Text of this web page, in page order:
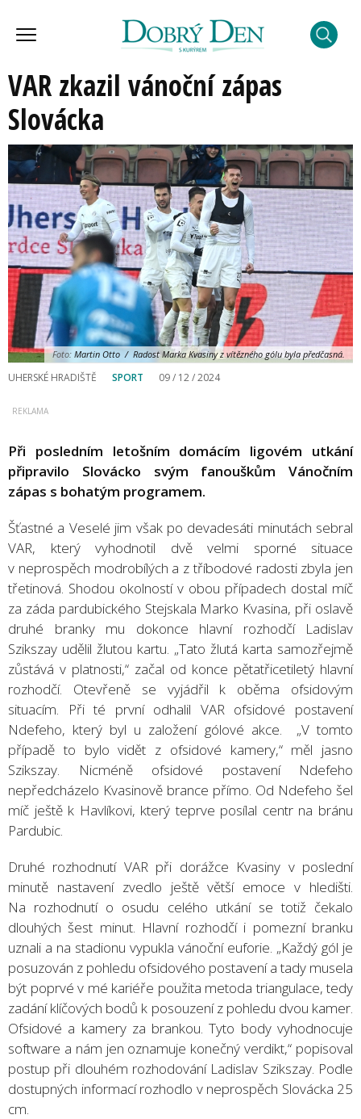
VAR zkazil vánoční zápas
Slovácka
Foto: Martin Otto / Radost Marka Kvasiny z vítězného gólu byla předčasná.
UHERSKÉ HRADIŠTĚ SPORT 09 / 12 / 2024
Při posledním letošním domácím ligovém utkání
připravilo Slovácko svým fanouškům Vánočním
zápas s bohatým programem.
Šťastné a Veselé jim však po devadesáti minutách sebral
VAR, který vyhodnotil dvě velmi sporné situace
v neprospěch modrobílých a z tříbodové radosti zbyla jen
třetinová. Shodou okolností v obou případech dostal míč
za záda pardubického Stejskala Marko Kvasina, při oslavě
druhé branky mu dokonce hlavní rozhodčí Ladislav
Szikszay udělil žlutou kartu. „Tato žlutá karta samozřejmě
zůstává v platnosti,“ začal od konce pětatřicetiletý hlavní
rozhodčí. Otevřeně se vyjádřil k oběma ofsidovým
situacím. Při té první odhalil VAR ofsidové postavení
Ndefeho, který byl u založení gólové akce. „V tomto
případě to bylo vidět z ofsidové kamery,“ měl jasno
Szikszay. Nicméně ofsidové postavení Ndefeho
nepředcházelo Kvasinově brance přímo. Od Ndefeho šel
míč ještě k Havlíkovi, který teprve posílal centr na bránu
Pardubic.
Druhé rozhodnutí VAR při dorážce Kvasiny v poslední
minutě nastavení zvedlo ještě větší emoce v hledišti.
Na rozhodnutí o osudu celého utkání se totiž čekalo
dlouhých šest minut. Hlavní rozhodčí i pomezní branku
uznali a na stadionu vypukla vánoční euforie. „Každý gól je
posuzován z pohledu ofsidového postavení a tady musela
být poprvé v mé kariéře použita metoda triangulace, tedy
zadání klíčových bodů k posouzení z pohledu dvou kamer.
Ofsidové a kamery za brankou. Tyto body vyhodnocuje
software a nám jen oznamuje konečný verdikt,“ popisoval
postup při dlouhém rozhodování Ladislav Szikszay. Podle
dostupných informací rozhodlo v neprospěch Slovácka 25
cm.